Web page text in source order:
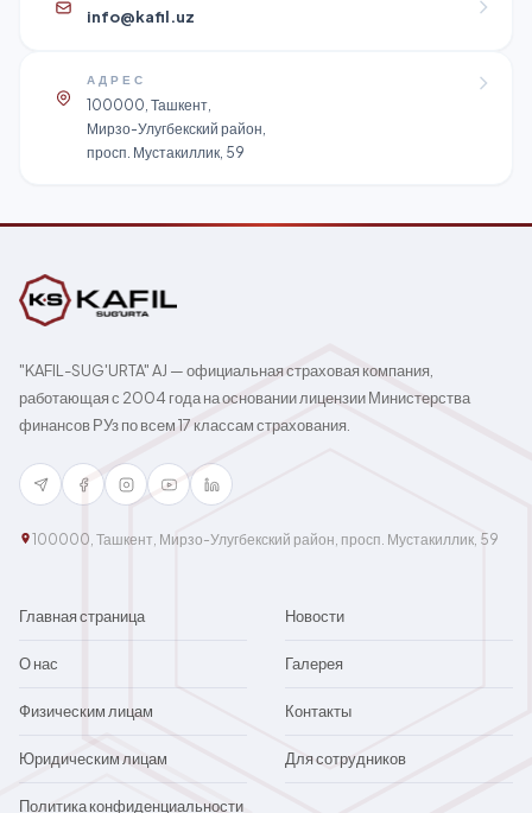
info@kafil.uz
АДРЕС
100000, Ташкент,
Мирзо-Улугбекский район,
просп. Мустакиллик, 59
"KAFIL-SUG'URTA" AJ — официальная страховая компания,
работающая с 2004 года на основании лицензии Министерства
финансов РУз по всем 17 классам страхования.
100000, Ташкент, Мирзо-Улугбекский район, просп. Мустакиллик, 59
Главная страница Новости
О нас Галерея
Физическим лицам Контакты
Юридическим лицам Для сотрудников
Политика конфиденциальности